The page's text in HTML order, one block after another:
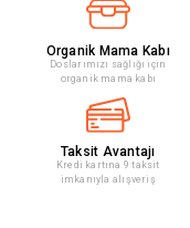
Organik Mama Kabı
Doslarımızı sağlığı için
organik mama kabı
Taksit Avantajı
Kredi kartına 9 taksit
imkanıyla alışveriş